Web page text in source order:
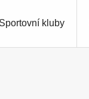
Sportovní kluby